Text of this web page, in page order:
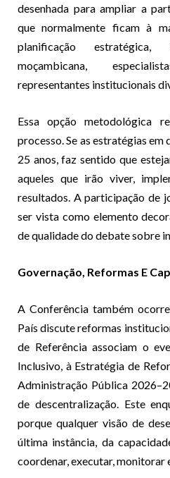
desenhada para ampliar a
que normalmente ficam à
planificação
moçambicana,
representantes institucionais
Essa opção metodológica
processo. Se as estratégias
25 anos, faz sentido que
aqueles que irão viver,
resultados. A participação de
ser vista como elemento
de qualidade do debate sobre
Governação, Reformas E
A Conferência também
País discute reformas
de Referência associam o
Inclusivo, à Estratégia de
Administração Pública
de descentralização. Este
porque qualquer visão de
última instância, da
coordenar, executar, monitorar